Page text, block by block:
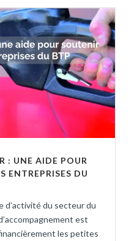
: UNE AIDE POUR
ENTREPRISES DU
d’activité du secteur du
est
les petites